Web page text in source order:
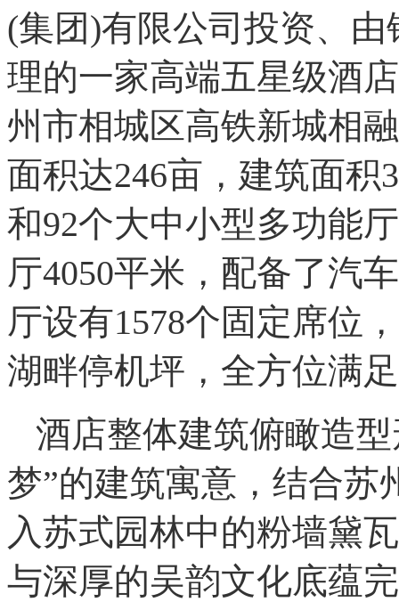
(集团)有限公司投资、
理的一家高端五星级酒
州市相城区高铁新城相
面积达246亩，建筑面积
和92个大中小型多功能
厅4050平米，配备了汽
厅设有1578个固定席位
湖畔停机坪，全方位满
酒店整体建筑俯瞰造
梦”的建筑寓意，结合苏
入苏式园林中的粉墙黛
与深厚的吴韵文化底蕴